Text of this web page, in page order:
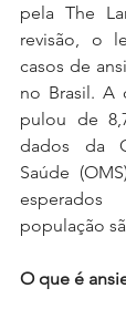
pela The
revisão, o
casos de
no Brasil. A
pulou de
dados da
Saúde
população
O que é